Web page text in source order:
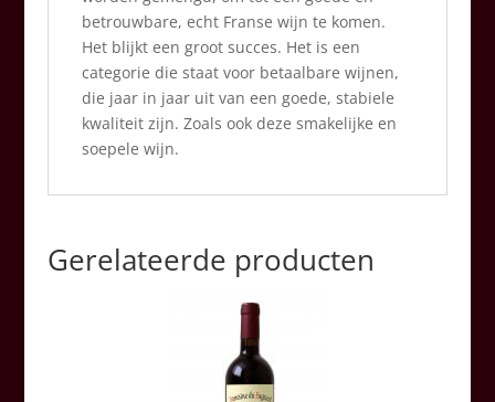
betrouwbare, echt Franse wijn te komen.
Het blijkt een groot succes. Het is een
categorie die staat voor betaalbare wijnen,
die jaar in jaar uit van een goede, stabiele
kwaliteit zijn. Zoals ook deze smakelijke en
soepele wijn.
Gerelateerde producten